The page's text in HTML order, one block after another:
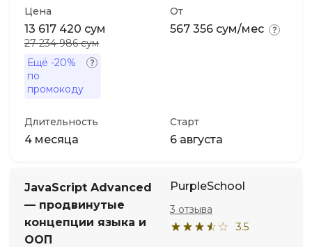
Цена
13 617 420 сум
27 234 986 сум
Ещё -20%
по
промокоду
От
567 356 сум/мес
Длительность
4 месяца
Старт
6 августа
JavaScript Advanced
— продвинутые
концепции языка и
ООП
PurpleSchool
3.5
3 отзыва